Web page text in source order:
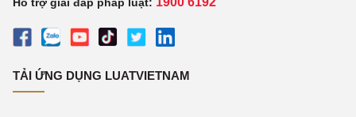
TẢI ỨNG DỤNG LUATVIETNAM